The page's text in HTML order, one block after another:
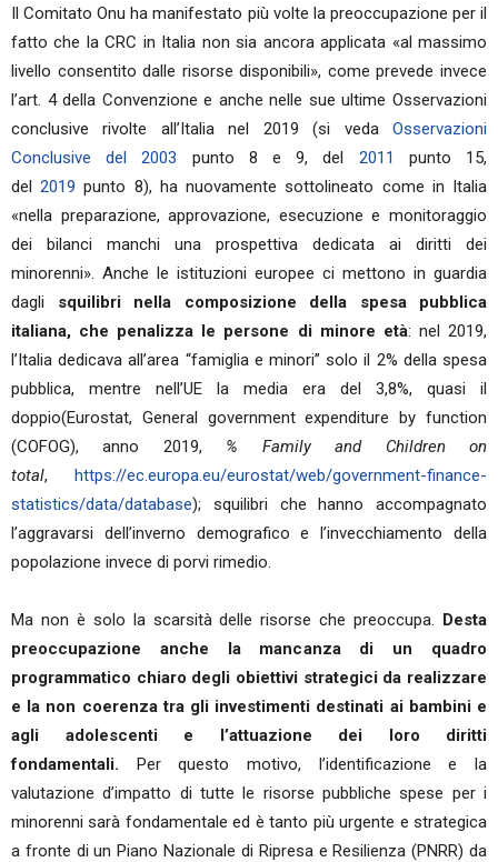
Il Comitato Onu ha manifestato più volte la preoccupazione per il
fatto che la CRC in Italia non sia ancora applicata «al massimo
livello consentito dalle risorse disponibili», come prevede invece
l’art. 4 della Convenzione e anche nelle sue ultime Osservazioni
conclusive rivolte all’Italia nel 2019 (si veda Osservazioni
Conclusive del 2003 punto 8 e 9, del 2011
punto 15,
del2019 punto 8), ha nuovamente sottolineato come in Italia
«nella preparazione, approvazione, esecuzione e monitoraggio
dei bilanci manchi una prospettiva dedicata ai diritti dei
minorenni». Anche le istituzioni europee ci mettono in guardia
dagli squilibri nella composizione della spesa pubblica
italiana, che penalizza le persone di minore età: nel 2019,
l’Italia dedicava all’area “famiglia e minori” solo il 2% della spesa
pubblica, mentre nell’UE la media era del 3,8%, quasi il
doppio(Eurostat, General government expenditure by function
(COFOG), anno 2019, % Family and Children on
total, https://ec.europa.eu/eurostat/web/government-finance-
statistics/data/database); squilibri che hanno accompagnato
l’aggravarsi dell’inverno demografico e l’invecchiamento della
popolazione invece di porvi rimedio.
Ma non è solo la scarsità delle risorse che preoccupa. Desta
preoccupazione anche la mancanza di un quadro
programmatico chiaro degli obiettivi strategici da realizzare
e la non coerenza tra gli investimenti destinati ai bambini e
agli adolescenti e l’attuazione dei loro diritti
fondamentali. Per questo motivo, l’identificazione e la
valutazione d’impatto di tutte le risorse pubbliche spese per i
minorenni sarà fondamentale ed è tanto più urgente e strategica
a fronte di un Piano Nazionale di Ripresa e Resilienza (PNRR) da